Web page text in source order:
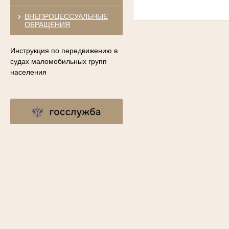
ВНЕПРОЦЕССУАЛЬНЫЕ
ОБРАЩЕНИЯ
Инструкция по передвижению в
судах маломобильных групп
населения